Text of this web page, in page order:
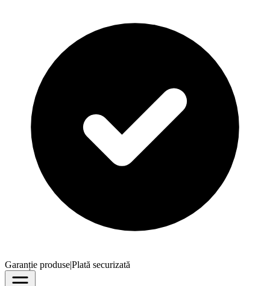
Garanție produse|Plată securizată